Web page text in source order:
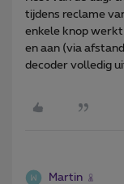
tijdens reclame
enkele knop werkt
en aan (via
decoder volledig
Martin